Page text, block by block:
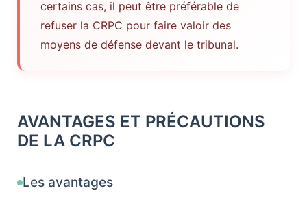
certains cas, il peut être préférable de
refuser la CRPC pour faire valoir des
moyens de défense devant le tribunal.
AVANTAGES ET PRÉCAUTIONS
DE LA CRPC
Les avantages